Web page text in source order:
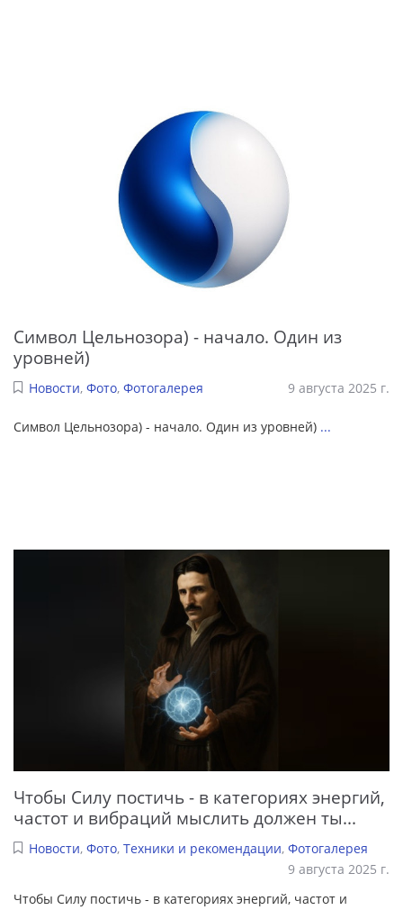
Символ Цельнозора) - начало. Один из
уровней)
Новости, Фото, Фотогалерея 9 августа 2025 г.
Символ Цельнозора) - начало. Один из уровней) ...
Чтобы Силу постичь - в категориях энергий,
частот и вибраций мыслить должен ты...
Новости, Фото, Техники и рекомендации, Фотогалерея
9 августа 2025 г.
Чтобы Силу постичь - в категориях энергий, частот и